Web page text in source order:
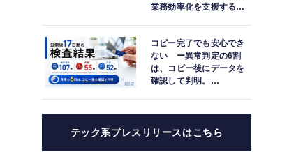
業務効率化を支援する院
紹介
コピー完了でも安心でき
ない ー異常判定の6割
は、コピー後にデータを
確認して判明。
集計
テック系プレスリリースはこちら